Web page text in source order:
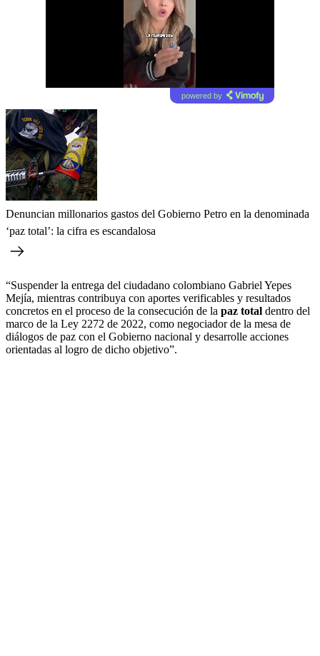
powered by
Denuncian millonarios gastos del Gobierno Petro en la denominada
‘paz total’: la cifra es escandalosa
“Suspender la entrega del ciudadano colombiano Gabriel Yepes
Mejía, mientras contribuya con aportes verificables y resultados
concretos en el proceso de la consecución de la paz total dentro del
marco de la Ley 2272 de 2022, como negociador de la mesa de
diálogos de paz con el Gobierno nacional y desarrolle acciones
orientadas al logro de dicho objetivo”.